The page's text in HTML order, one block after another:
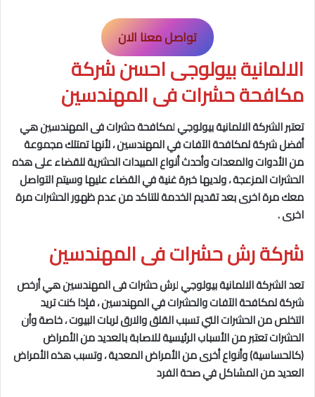
تواصل معنا الان
الالمانية بيولوجى احسن شركة
مكافحة حشرات فى المهندسين
تعتبرالشركة الالمانية بيولوجيلمكافحة حشرات فى المهندسينهي
أفضل شركة لمكافحة الآفات في المهندسين، لأنها تمتلك مجموعة
من الأدوات والمعدات وأحدث أنواع المبيدات الحشرية للقضاء على هذه
الحشرات المزعجة ، ولديها خبرة غنية في القضاء عليها وسيتم التواصل
معك مرة اخرى بعد تقديم الخدمة للتاكد من عدم ظهور الحشرات مرة
اخرى .
شركة رش حشرات فى المهندسين
تعدالشركة الالمانية بيولوجيلرش حشرات فى المهندسينهي أرخص
شركة لمكافحة الآفات والحشرات في المهندسين، فإذا كنت تريد
التخلص من الحشرات التي تسبب القلق والارق لربات البيوت ، خاصة وأن
الحشرات تعتبر من الأسباب الرئيسية للاصابة بالعديد من الأمراض
(كالحساسية) وأنواع أخرى من الأمراض المعدية ، وتسبب هذه الأمراض
العديد من المشاكل في صحة الفرد